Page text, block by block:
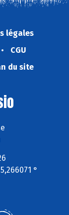
légales
CGU
du site
°